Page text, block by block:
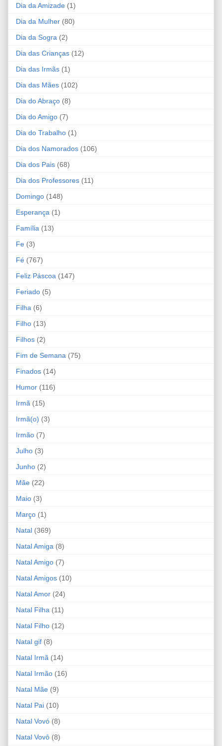
Dia da Amizade (1)
Dia da Mulher (80)
Dia da Sogra (2)
Dia das Crianças (12)
Dia das Irmãs (1)
Dia das Mães (102)
Dia do Abraço (8)
Dia do Amigo (7)
Dia do Trabalho (1)
Dia dos Namorados (106)
Dia dos Pais (68)
Dia dos Professores (11)
Domingo (148)
Esperança (1)
Família (13)
Fe (3)
Fé (767)
Feliz Páscoa (147)
Feriado (5)
Filha (6)
Filho (13)
Filhos (2)
Fim de Semana (75)
Finados (14)
Humor (116)
Irmã (15)
Irmã(o) (3)
Irmão (7)
Julho (3)
Junho (2)
Mãe (22)
Maio (3)
Março (1)
Natal (369)
Natal Amiga (8)
Natal Amigo (7)
Natal Amigos (10)
Natal Amor (24)
Natal Filha (11)
Natal Filho (12)
Natal gif (8)
Natal Irmã (14)
Natal Irmão (16)
Natal Mãe (9)
Natal Pai (10)
Natal Vovó (8)
Natal Vovô (8)